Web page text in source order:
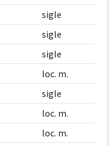
sigle
sigle
sigle
loc. m.
sigle
loc. m.
loc. m.